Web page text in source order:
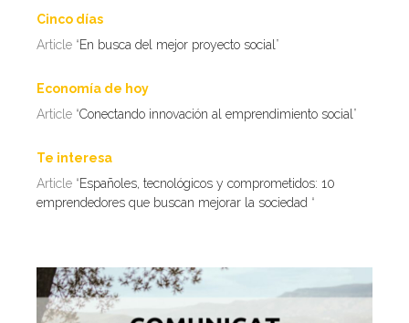
Cinco días
Article “En busca del mejor proyecto social”
Economía de hoy
Article “Conectando innovación al emprendimiento social”
Te interesa
Article “Españoles, tecnológicos y comprometidos: 10
emprendedores que buscan mejorar la sociedad “